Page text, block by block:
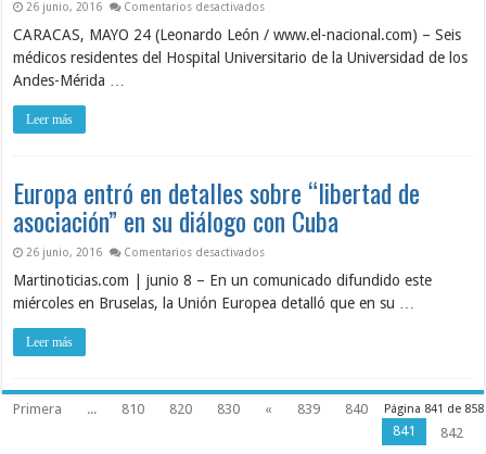
26 junio, 2016 Comentarios desactivadosen Médicos venezolanos se declaran en
CARACAS, MAYO 24 (Leonardo León / www.el-nacional.com) – Seis
médicos residentes del Hospital Universitario de la Universidad de los
Andes-Mérida …
Leer más
Europa entró en detalles sobre “libertad de
asociación” en su diálogo con Cuba
26 junio, 2016 Comentarios desactivadosen Europa entró en detalles sobre
Martinoticias.com | junio 8 – En un comunicado difundido este
miércoles en Bruselas, la Unión Europea detalló que en su …
Leer más
Página 841 de 858
Primera ... 810 820 830 « 839
840
841
842